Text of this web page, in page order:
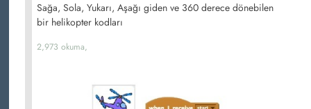
Sağa, Sola, Yukarı, Aşağı giden ve 360 derece dönebilen
bir helikopter kodları
2,973 okuma,